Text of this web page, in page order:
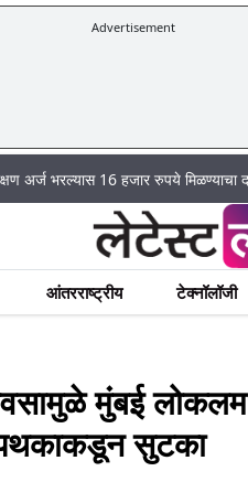
Advertisement
16 हजार रुपये मिळण्याचा दावा पूर्णपणे
आंतरराष्ट्रीय टेक्नॉलॉजी
मुंबई
सुटका